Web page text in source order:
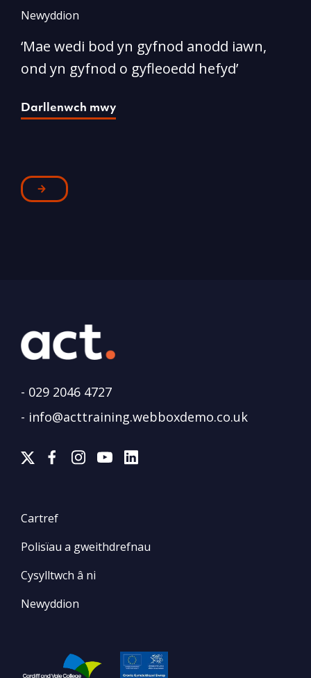
Newyddion
‘Mae wedi bod yn gyfnod anodd iawn,
ond yn gyfnod o gyfleoedd hefyd’
Darllenwch mwy
- 029 2046 4727
- info@acttraining.webboxdemo.co.uk
Cartref
Polisïau a gweithdrefnau
Cysylltwch â ni
Newyddion